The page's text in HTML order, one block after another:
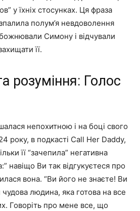
у їхніх стосунках. Ця фраза
полум’я невдоволення
Симону і відчували
її.
розуміння: Голос
непохитною і на боці свого
року, в подкасті Call Her Daddy,
її “зачепила” негативна
навіщо Ви так відгукуєтеся про
вона. “Ви його не знаєте! Ви
чудова людина, яка готова на все
Говоріть про мене все, що